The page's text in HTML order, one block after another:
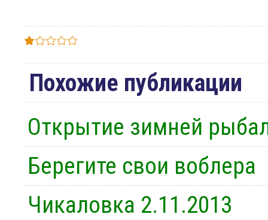
Похожие публикации
Открытие зимней
Берегите свои воблера
Чикаловка 2.11.2013